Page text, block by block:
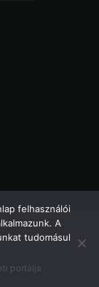
portálja
felhasználói
A
tudomásul